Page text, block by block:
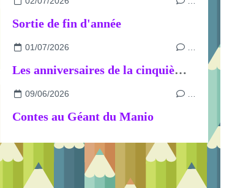
Sortie de fin d'année
01/07/2026 …
Les anniversaires de la cinquième période
09/06/2026 …
Contes au Géant du Manio